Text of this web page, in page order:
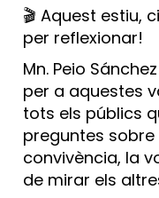
🎬 Aquest estiu,
per reflexionar!
Mn. Peio
per a aquestes
tots els públics
preguntes
convivència, la
de mirar els